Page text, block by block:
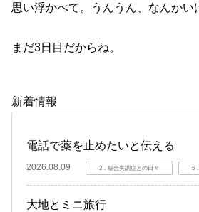
思い浮かべて。うんうん、なんかい
まだ3日目だからね。
新着情報
電話で薬を止めたいと伝える
2026.08.09 2．統合失調症との日々 5
大地とミニ旅行